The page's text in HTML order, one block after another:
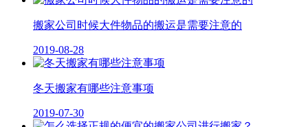
搬家公司时候大件物品的搬运是需要注意的
2019-08-28
冬天搬家有哪些注意事项
2019-07-30